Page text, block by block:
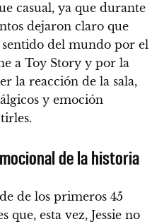
casual, ya que durante
dejaron claro que
del mundo por el
a Toy Story y por la
la reacción de la sala,
y emoción
de la historia
de los primeros 45
que, esta vez, Jessie no